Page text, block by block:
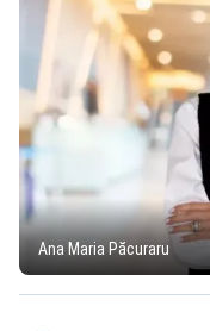
Ana Maria Păcuraru